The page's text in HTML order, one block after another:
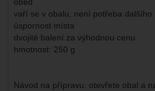
vaří se v obalu, není potřeba dalšího
úspornost místa
dvojité balení za výhodnou cenu
hmotnost: 250 g
Návod na přípravu: otevřete obal a